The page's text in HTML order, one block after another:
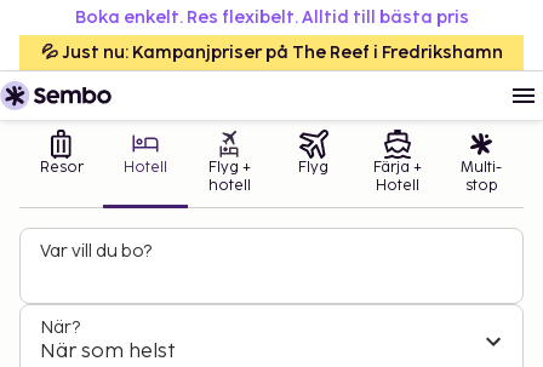
Boka enkelt. Res flexibelt. Alltid till bästa pris
💦 Just nu: Kampanjpriser på The Reef i Fredrikshamn
Resor Hotell
Flyg +
hotell
Flyg
Färja +
Hotell
Multi-
stop
Var vill du bo?
När?
När som helst